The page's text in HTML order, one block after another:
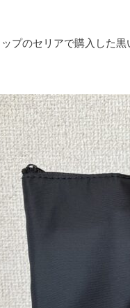
プのセリアで購入した